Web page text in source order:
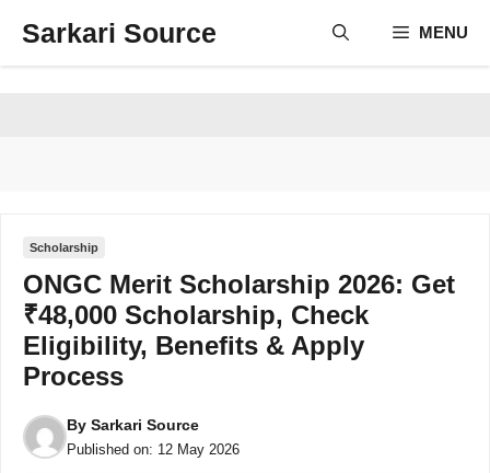
Sarkari Source MENU
Scholarship
ONGC Merit Scholarship 2026: Get
₹48,000 Scholarship, Check
Eligibility, Benefits & Apply
Process
By Sarkari Source
Published on: 12 May 2026